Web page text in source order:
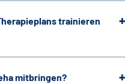
trainieren
mitbringen?